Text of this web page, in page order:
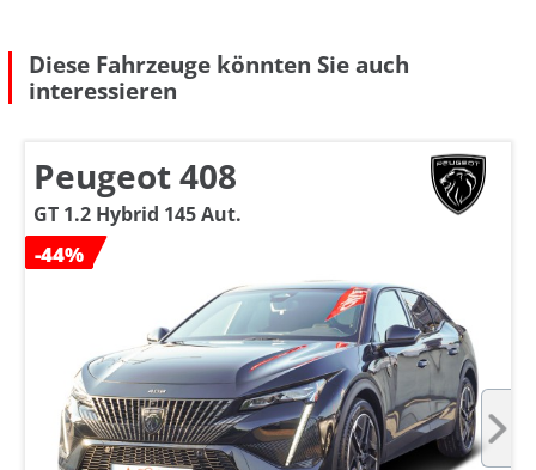
Diese Fahrzeuge könnten Sie auch
interessieren
Peugeot 408
GT 1.2 Hybrid 145 Aut.
-44%